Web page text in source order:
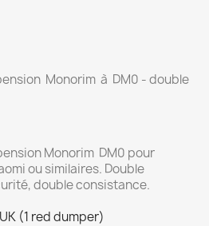
Monorim à DM0 - double
Monorim DM0 pour
ou similaires. Double
double consistance.
(1 red dumper)